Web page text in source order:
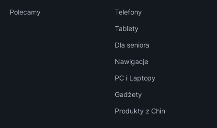
Polecamy
Telefony
Tablety
Dla seniora
Nawigacje
PC i Laptopy
Gadżety
Produkty z Chin